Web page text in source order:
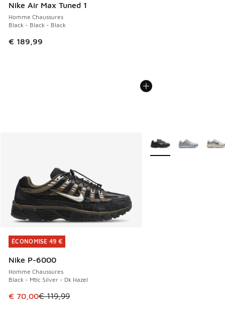
Nike Air Max Tuned 1
Homme Chaussures
Black - Black - Black
€ 189,99
ÉCONOMISE 49 €
Nike P-6000
Homme Chaussures
Black - Mtlc Silver - Dk Hazel
Cet article est en promotion. Prix en baisse de € 119,99 à
€ 70,00€ 119,99
ÉCONOMISE 49 €
Plus de couleurs